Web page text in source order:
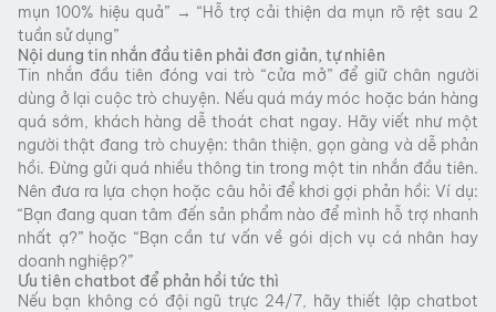
mụn 100% hiệu quả” → “Hỗ trợ cải thiện da mụn rõ rệt sau 2
tuần sử dụng”
Nội dung tin nhắn đầu tiên phải đơn giản, tự nhiên
Tin nhắn đầu tiên đóng vai trò “cửa mở” để giữ chân người
dùng ở lại cuộc trò chuyện. Nếu quá máy móc hoặc bán hàng
quá sớm, khách hàng dễ thoát chat ngay. Hãy viết như một
người thật đang trò chuyện: thân thiện, gọn gàng và dễ phản
hồi. Đừng gửi quá nhiều thông tin trong một tin nhắn đầu tiên.
Nên đưa ra lựa chọn hoặc câu hỏi để khơi gợi phản hồi: Ví dụ:
“Bạn đang quan tâm đến sản phẩm nào để mình hỗ trợ nhanh
nhất ạ?” hoặc “Bạn cần tư vấn về gói dịch vụ cá nhân hay
doanh nghiệp?”
Ưu tiên chatbot để phản hồi tức thì
Nếu bạn không có đội ngũ trực 24/7, hãy thiết lập chatbot